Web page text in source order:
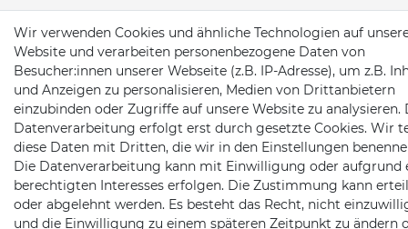
Wir verwenden Cookies und ähnliche Technologien auf
Website und verarbeiten personenbezogene Daten von
Besucher:innen unserer Webseite (z.B. IP-Adresse), um z.B.
und Anzeigen zu personalisieren, Medien von Drittanbietern
einzubinden oder Zugriffe auf unsere Website zu analysieren.
Datenverarbeitung erfolgt erst durch gesetzte Cookies. Wir
diese Daten mit Dritten, die wir in den Einstellungen
Die Datenverarbeitung kann mit Einwilligung oder aufgrund
berechtigten Interesses erfolgen. Die Zustimmung kann
oder abgelehnt werden. Es besteht das Recht, nicht
und die Einwilligung zu einem späteren Zeitpunkt zu ändern